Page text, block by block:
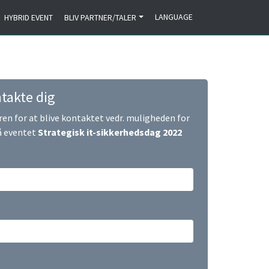
HYBRID EVENT BLIV PARTNER/TALER LANGUAGE
dig
for at blive kontaktet vedr. muligheden for
eventet Strategisk it-sikkerhedsdag 2022